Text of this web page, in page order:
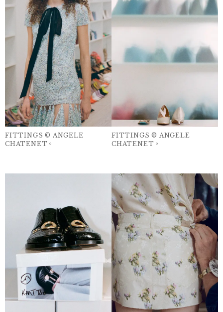
FITTINGS © ANGELE
CHATENET。
FITTINGS © ANGELE
CHATENET。